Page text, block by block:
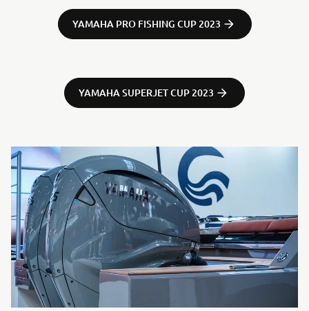
YAMAHA PRO FISHING CUP 2023
YAMAHA SUPERJET CUP 2023